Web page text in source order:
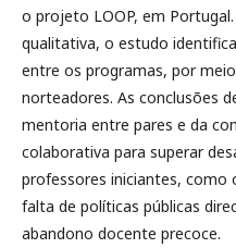
o projeto LOOP, em
qualitativa, o estudo
entre os programas, por
norteadores. As conclusões
mentoria entre pares e da
colaborativa para superar
professores iniciantes, como
falta de políticas públicas
abandono docente precoce.